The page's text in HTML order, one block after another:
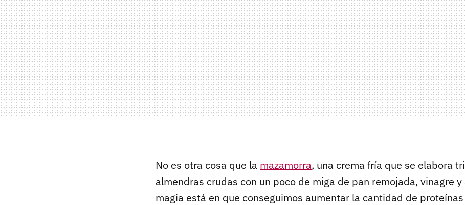
No es otra cosa que la mazamorra, una crema fría que se elabora
almendras crudas con un poco de miga de pan remojada, vinagre
magia está en que conseguimos aumentar la cantidad de